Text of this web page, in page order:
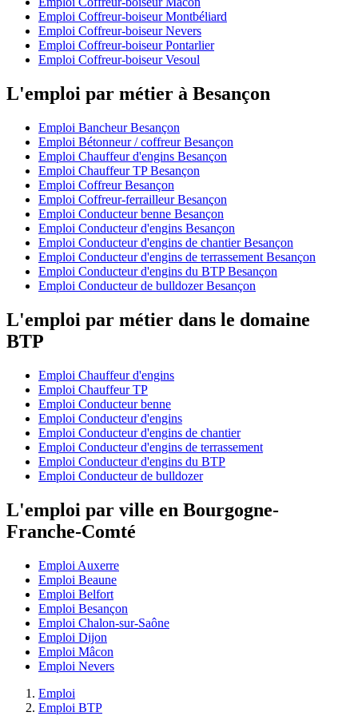
Emploi Coffreur-boiseur Montbéliard
Emploi Coffreur-boiseur Nevers
Emploi Coffreur-boiseur Pontarlier
Emploi Coffreur-boiseur Vesoul
L'emploi par métier à Besançon
Emploi Bancheur Besançon
Emploi Bétonneur / coffreur Besançon
Emploi Chauffeur d'engins Besançon
Emploi Chauffeur TP Besançon
Emploi Coffreur Besançon
Emploi Coffreur-ferrailleur Besançon
Emploi Conducteur benne Besançon
Emploi Conducteur d'engins Besançon
Emploi Conducteur d'engins de chantier Besançon
Emploi Conducteur d'engins de terrassement Besançon
Emploi Conducteur d'engins du BTP Besançon
Emploi Conducteur de bulldozer Besançon
L'emploi par métier dans le domaine
BTP
Emploi Chauffeur d'engins
Emploi Chauffeur TP
Emploi Conducteur benne
Emploi Conducteur d'engins
Emploi Conducteur d'engins de chantier
Emploi Conducteur d'engins de terrassement
Emploi Conducteur d'engins du BTP
Emploi Conducteur de bulldozer
L'emploi par ville en Bourgogne-
Franche-Comté
Emploi Auxerre
Emploi Beaune
Emploi Belfort
Emploi Besançon
Emploi Chalon-sur-Saône
Emploi Dijon
Emploi Mâcon
Emploi Nevers
Emploi
Emploi BTP